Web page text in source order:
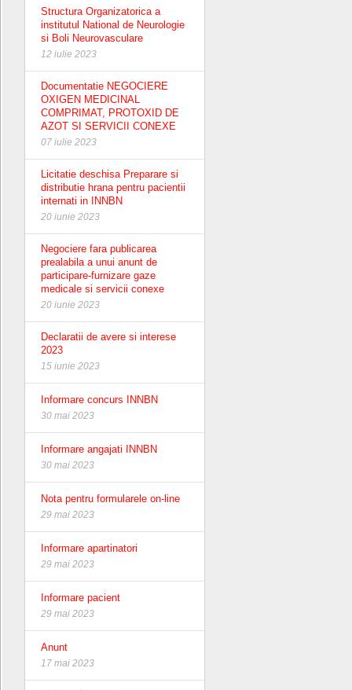
Structura Organizatorica a
institutul National de Neurologie
si Boli Neurovasculare
12 iulie 2023
Documentatie NEGOCIERE
OXIGEN MEDICINAL
COMPRIMAT, PROTOXID DE
AZOT SI SERVICII CONEXE
07 iulie 2023
Licitatie deschisa Preparare si
distributie hrana pentru pacientii
internati in INNBN
20 iunie 2023
Negociere fara publicarea
prealabila a unui anunt de
participare-furnizare gaze
medicale si servicii conexe
20 iunie 2023
Declaratii de avere si interese
2023
15 iunie 2023
Informare concurs INNBN
30 mai 2023
Informare angajati INNBN
30 mai 2023
Nota pentru formularele on-line
29 mai 2023
Informare apartinatori
29 mai 2023
Informare pacient
29 mai 2023
Anunt
17 mai 2023